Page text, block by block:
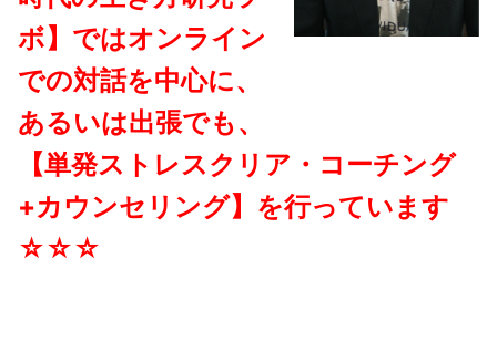
ボ】ではオンライン
での対話を中心に、
あるいは出張でも、
【単発ストレスクリア・コーチング
+カウンセリング】を行っています
☆☆☆